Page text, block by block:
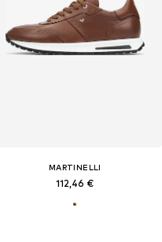
MARTINELLI
112,46 €